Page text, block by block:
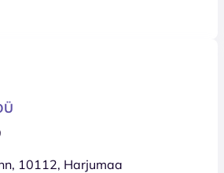
10112, Harjumaa